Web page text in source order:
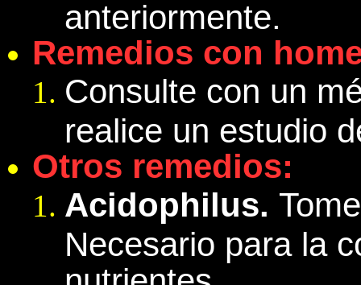
anteriormente.
Remedios con
Consulte con un
realice un estudio
Otros remedios:
Acidophilus.
Necesario para la